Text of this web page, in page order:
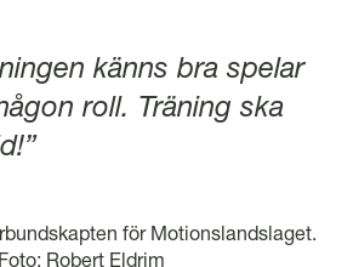
känns bra spelar
roll. Träning ska
för Motionslandslaget.
Foto: Robert Eldrim